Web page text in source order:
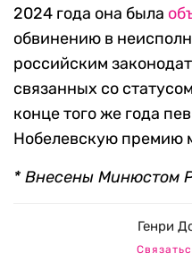
2024 года она была
обвинению в
российским
связанных со
конце того же года
Нобелевскую премию
* Внесены Минюстом
Генри